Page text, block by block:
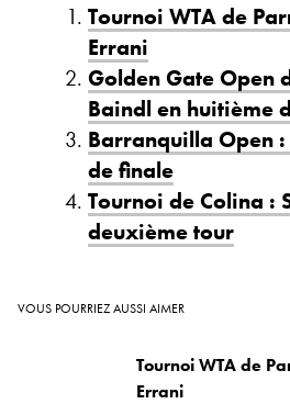
Tournoi WTA de
Errani
Golden Gate Open
Baindl en huitième
Barranquilla Open
de finale
Tournoi de Colina :
deuxième tour
VOUS POURRIEZ AUSSI AIMER
Tournoi WTA de
Errani